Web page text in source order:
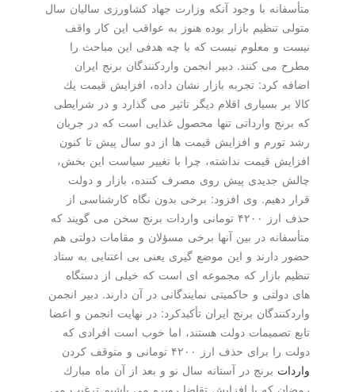
متأسفانه با وجود آنكه وزارت جهاد كشاورزی سالیان سال
متولی تنظیم بازار بوده هنوز به عواقب این كار واقف
نیست و معلوم نیست كه با چه هدفی این مباحث را
مطرح می كنند. دبیر انجمن واردكنندگان برنج ایران
اضافه كرد: تجربه بازار نشان داده، افزایش قیمت یك
كالا بر بسیاری اقلام دیگر تاثیر می گذارد و در شرایطی
كه برنج وارداتی تنها محصول غذایی است كه در جریان
رشد تورم و افزایش قیمت ها از دو سال پیش تا كنون
افزایش قیمت نداشته، چرا با تغییر سیاست این بخش،
چالش جدیدی پیش روی مصرف كننده، بازار و دولت
قرار دهیم. وی افزود: برخی بدون نگاه كارشناسی از
حذف ارز ۴۲۰۰ تومانی واردات برنج سخن می گویند كه
متأسفانه در بین آنها برخی مسؤلان و مقامات دولتی هم
حضور دارند و این موضع گیری یعنی بی اعتنایی به ستاد
تنظیم بازار كه مجموعه ای است كه خیلی از دستگاه
های دولتی و حاكمیتی نمایندگانی در آن دارند. دبیر انجمن
واردكنندگان برنج ایران تأكیدكرد: در نهایت انجمن و اعضا
تابع تصمیمات دولت هستند، اما خوب است افرادی كه
دولت را برای حذف ارز ۴۲۰۰ تومانی و متوقف كردن
برنج در آستانه سال نو و بعد از آن ماه مبارك
رمضان كه با افزایش تقاضا روبرو می باشیم ترغیب می